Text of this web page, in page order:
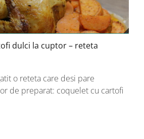
dulci la cuptor – reteta
o reteta care desi pare
de preparat: coquelet cu cartofi